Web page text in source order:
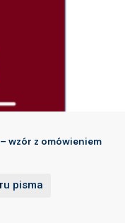
wzór z omówieniem
pisma